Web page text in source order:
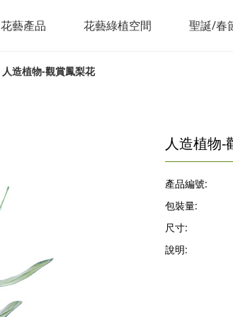
花藝產品 花藝綠植空間 聖誕/春
人造植物-觀賞鳳梨花
人造植物-
產品編號:
包裝量:
尺寸:
說明: